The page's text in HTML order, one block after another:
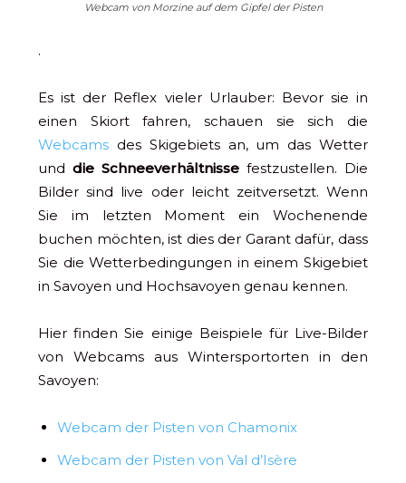
Webcam von Morzine auf dem Gipfel der Pisten
.
Es ist der Reflex vieler Urlauber: Bevor sie in
einen Skiort fahren, schauen sie sich die
Webcams des Skigebiets an, um das Wetter
und die Schneeverhältnisse festzustellen. Die
Bilder sind live oder leicht zeitversetzt. Wenn
Sie im letzten Moment ein Wochenende
buchen möchten, ist dies der Garant dafür, dass
Sie die Wetterbedingungen in einem Skigebiet
in Savoyen und Hochsavoyen genau kennen.
Hier finden Sie einige Beispiele für Live-Bilder
von Webcams aus Wintersportorten in den
Savoyen:
Webcam der Pisten von Chamonix
Webcam der Pisten von Val d’Isère